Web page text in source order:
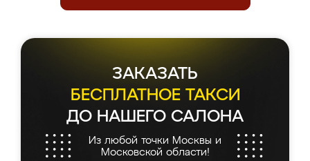
ЗАКАЗАТЬ
БЕСПЛАТНОЕ ТАКСИ
ДО НАШЕГО САЛОНА
Из любой точки Москвы и
Московской области!